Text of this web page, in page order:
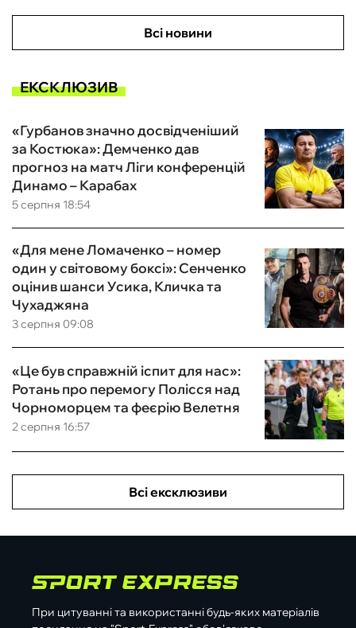
Всі новини
ЕКСКЛЮЗИВ
5 серпня 18:54
«Гурбанов значно досвідченіший
за Костюка»: Демченко дав
прогноз на матч Ліги конференцій
Динамо – Карабах
3 серпня 09:08
«Для мене Ломаченко – номер
один у світовому боксі»: Сенченко
оцінив шанси Усика, Кличка та
Чухаджяна
2 серпня 16:57
«Це був справжній іспит для нас»:
Ротань про перемогу Полісся над
Чорноморцем та феєрію Велетня
Всі ексклюзиви
При цитуванні та використанні будь-яких матеріалів